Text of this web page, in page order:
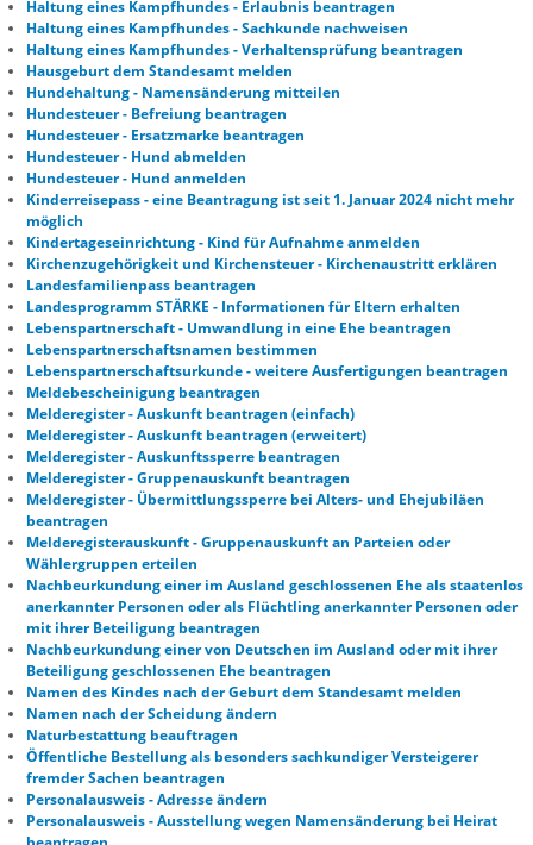
Haltung eines Kampfhundes - Erlaubnis beantragen
Haltung eines Kampfhundes - Sachkunde nachweisen
Haltung eines Kampfhundes - Verhaltensprüfung beantragen
Hausgeburt dem Standesamt melden
Hundehaltung - Namensänderung mitteilen
Hundesteuer - Befreiung beantragen
Hundesteuer - Ersatzmarke beantragen
Hundesteuer - Hund abmelden
Hundesteuer - Hund anmelden
Kinderreisepass - eine Beantragung ist seit 1. Januar 2024 nicht mehr
möglich
Kindertageseinrichtung - Kind für Aufnahme anmelden
Kirchenzugehörigkeit und Kirchensteuer - Kirchenaustritt erklären
Landesfamilienpass beantragen
Landesprogramm STÄRKE - Informationen für Eltern erhalten
Lebenspartnerschaft - Umwandlung in eine Ehe beantragen
Lebenspartnerschaftsnamen bestimmen
Lebenspartnerschaftsurkunde - weitere Ausfertigungen beantragen
Meldebescheinigung beantragen
Melderegister - Auskunft beantragen (einfach)
Melderegister - Auskunft beantragen (erweitert)
Melderegister - Auskunftssperre beantragen
Melderegister - Gruppenauskunft beantragen
Melderegister - Übermittlungssperre bei Alters- und Ehejubiläen
beantragen
Melderegisterauskunft - Gruppenauskunft an Parteien oder
Wählergruppen erteilen
Nachbeurkundung einer im Ausland geschlossenen Ehe als staatenlos
anerkannter Personen oder als Flüchtling anerkannter Personen oder
mit ihrer Beteiligung beantragen
Nachbeurkundung einer von Deutschen im Ausland oder mit ihrer
Beteiligung geschlossenen Ehe beantragen
Namen des Kindes nach der Geburt dem Standesamt melden
Namen nach der Scheidung ändern
Naturbestattung beauftragen
Öffentliche Bestellung als besonders sachkundiger Versteigerer
fremder Sachen beantragen
Personalausweis - Adresse ändern
Personalausweis - Ausstellung wegen Namensänderung bei Heirat